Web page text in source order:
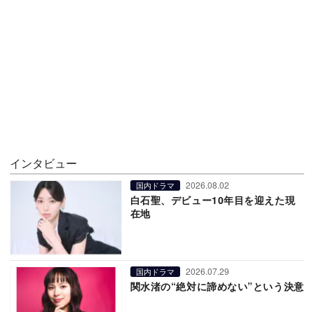
インタビュー
国内ドラマ 2026.08.02
白石聖、デビュー10年目を迎えた現
在地
国内ドラマ 2026.07.29
関水渚の“絶対に諦めない”という決意